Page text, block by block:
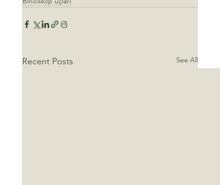
Recent Posts See All